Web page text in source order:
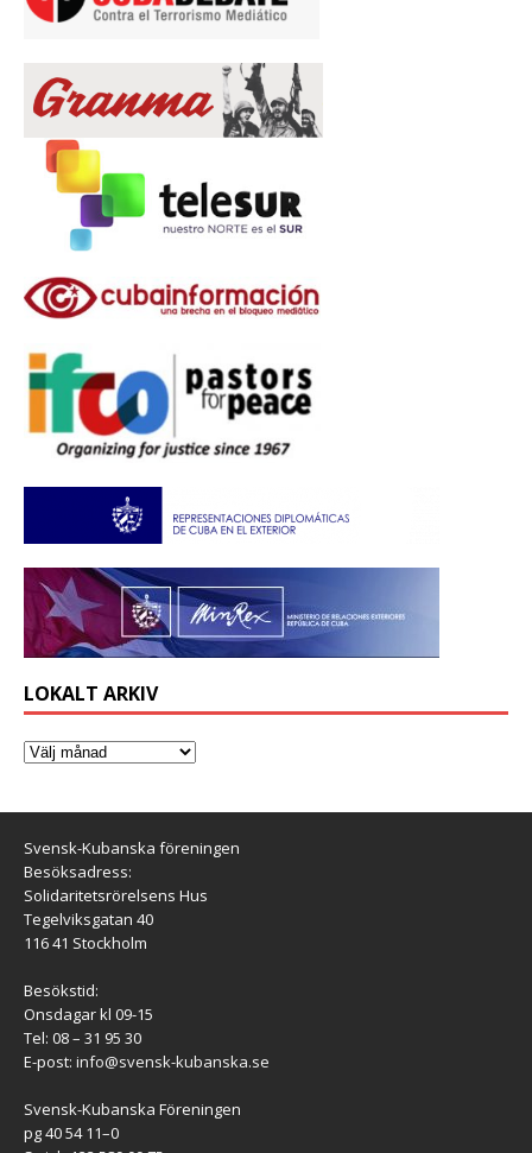
LOKALT ARKIV
Svensk-Kubanska föreningen
Besöksadress:
Solidaritetsrörelsens Hus
Tegelviksgatan 40
116 41 Stockholm
Besökstid:
Onsdagar kl 09-15
Tel: 08 – 31 95 30
E-post: info@svensk-kubanska.se
Svensk-Kubanska Föreningen
pg 40 54 11–0